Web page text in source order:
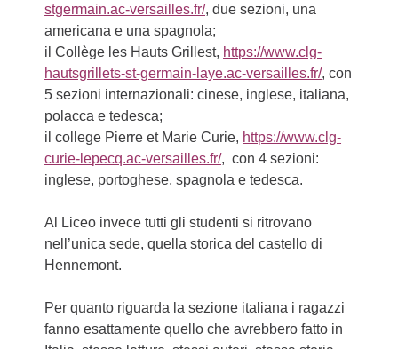
stgermain.ac-versailles.fr/, due sezioni, una
americana e una spagnola;
il Collège les Hauts Grillest, https://www.clg-
hautsgrillets-st-germain-laye.ac-versailles.fr/, con
5 sezioni internazionali: cinese, inglese, italiana,
polacca e tedesca;
il college Pierre et Marie Curie, https://www.clg-
curie-lepecq.ac-versailles.fr/, con 4 sezioni:
inglese, portoghese, spagnola e tedesca.
Al Liceo invece tutti gli studenti si ritrovano
nell’unica sede, quella storica del castello di
Hennemont.
Per quanto riguarda la sezione italiana i ragazzi
fanno esattamente quello che avrebbero fatto in